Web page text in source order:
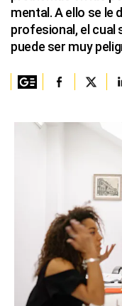
mental. A ello se le
profesional, el cual
puede ser muy